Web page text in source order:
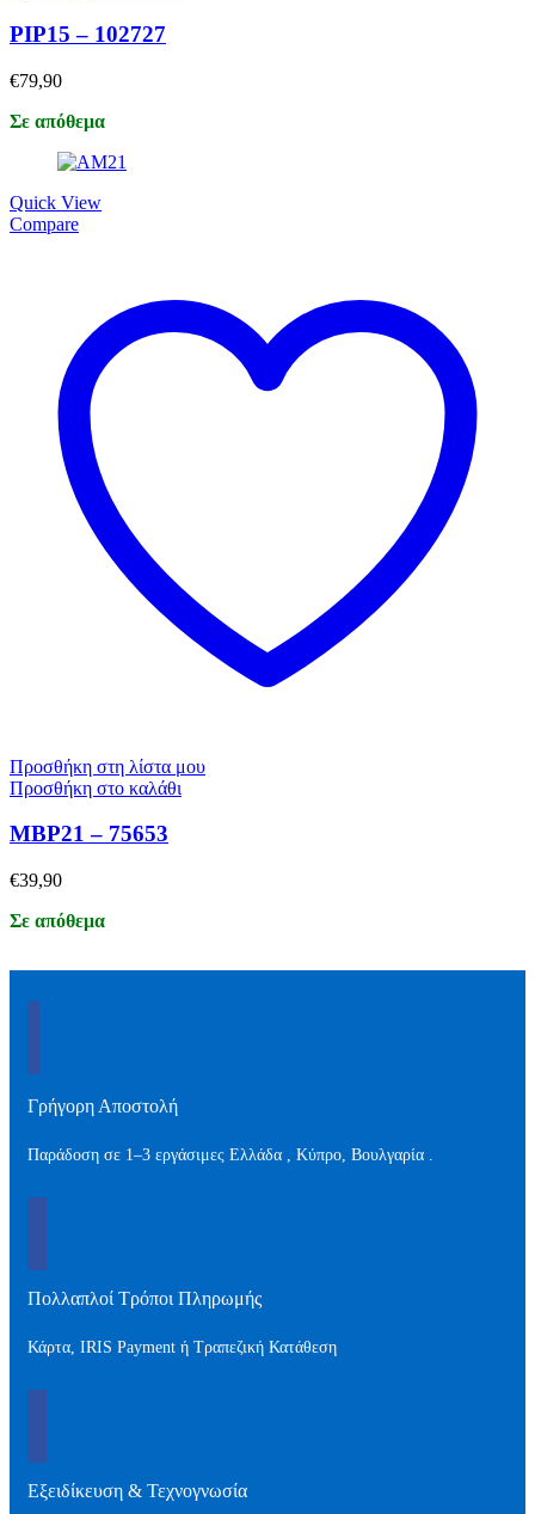
PIP15 – 102727
€79,90
Σε απόθεμα
Quick View
Compare
Προσθήκη στη λίστα μου
Προσθήκη στο καλάθι
MBP21 – 75653
€39,90
Σε απόθεμα
Γρήγορη Αποστολή
Παράδοση σε 1–3 εργάσιμες Ελλάδα , Kύπρο, Βουλγαρία .
Πολλαπλοί Τρόποι Πληρωμής
Κάρτα, IRIS Payment ή Τραπεζική Κατάθεση
Εξειδίκευση & Τεχνογνωσία